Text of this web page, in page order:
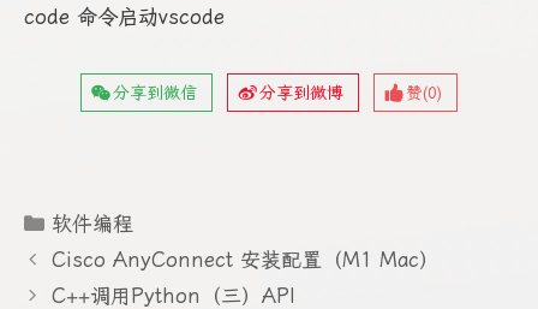
code 命令启动vscode
分享到微信 分享到微博 赞(0)
分
类
软件编程
Cisco AnyConnect 安装配置（M1 Mac）
C++调用Python（三）API